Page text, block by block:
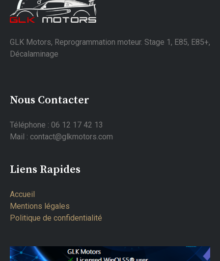
GLK Motors, Reprogrammation moteur. Stage 1, E85, E85+,
Décalaminage
Nous Contacter
Téléphone : 06 12 17 42 13
Mail : contact@glkmotors.com
Liens Rapides
Accueil
Mentions légales
Politique de confidentialité